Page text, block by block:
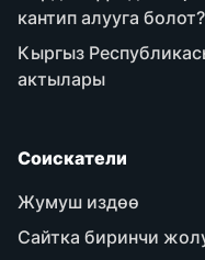
кантип алууга болот?
Кыргыз
актылары
Соискатели
Жумуш издөө
Сайтка биринчи